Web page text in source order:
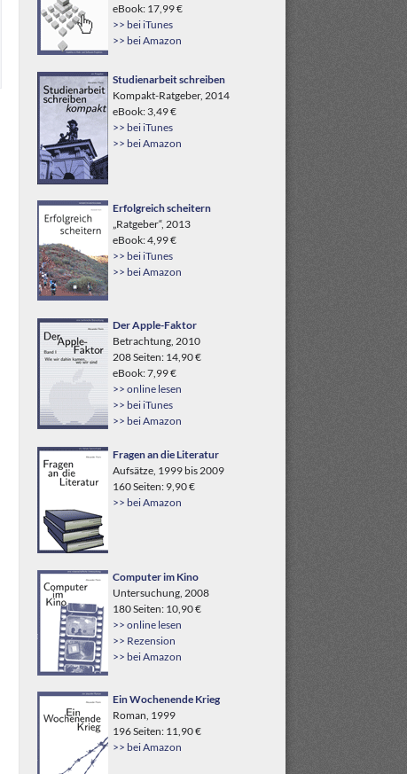
eBook: 17,99 €
>> bei iTunes
>> bei Amazon
Studienarbeit schreiben
Kompakt-Ratgeber, 2014
eBook: 3,49 €
>> bei iTunes
>> bei Amazon
Erfolgreich scheitern
„Ratgeber“, 2013
eBook: 4,99 €
>> bei iTunes
>> bei Amazon
Der Apple-Faktor
Betrachtung, 2010
208 Seiten: 14,90 €
eBook: 7,99 €
>> online lesen
>> bei iTunes
>> bei Amazon
Fragen an die Literatur
Aufsätze, 1999 bis 2009
160 Seiten: 9,90 €
>> bei Amazon
Computer im Kino
Untersuchung, 2008
180 Seiten: 10,90 €
>> online lesen
>> Rezension
>> bei Amazon
Ein Wochenende Krieg
Roman, 1999
196 Seiten: 11,90 €
>> bei Amazon